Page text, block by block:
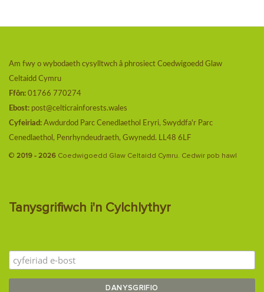
Am fwy o wybodaeth cysylltwch â phrosiect Coedwigoedd Glaw
Celtaidd Cymru
Ffôn: 01766 770274
Ebost: post@celticrainforests.wales
Cyfeiriad: Awdurdod Parc Cenedlaethol Eryri, Swyddfa'r Parc
Cenedlaethol, Penrhyndeudraeth, Gwynedd. LL48 6LF
© 2019 - 2026 Coedwigoedd Glaw Celtaidd Cymru. Cedwir pob hawl
Tanysgrifiwch i'n Cylchlythyr